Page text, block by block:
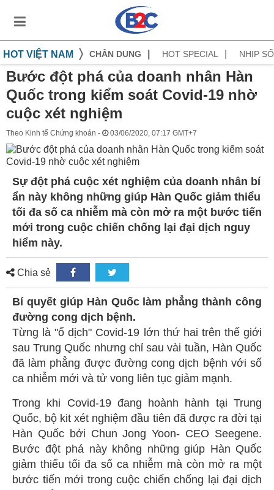
HOT VIỆT NAM CHÂN DUNG HOT SPECIAL NHỊP
Bước đột phá của doanh nhân Hàn
Quốc trong kiểm soát Covid-19 nhờ
cuộc xét nghiệm
Theo Kinh tế Chứng khoán - 03/06/2020, 07:17 GMT+7
Sự đột phá cuộc xét nghiệm của doanh nhân bí
ẩn này không những giúp Hàn Quốc giảm thiểu
tối đa số ca nhiễm mà còn mở ra một bước tiến
mới trong cuộc chiến chống lại đại dịch nguy
hiểm này.
Chia sẻ
Bí quyết giúp Hàn Quốc làm phẳng thành công
đường cong dịch bệnh.
Từng là "ổ dịch" Covid-19 lớn thứ hai trên thế giới
sau Trung Quốc nhưng chỉ sau vài tuần, Hàn Quốc
đã làm phẳng được đường cong dịch bệnh với số
ca nhiễm mới và tử vong liên tục giảm mạnh.
Trong khi Covid-19 đang hoành hành tại Trung
Quốc, bộ kit xét nghiệm đầu tiên đã được ra đời tại
Hàn Quốc bởi Chun Jong Yoon- CEO Seegene.
Bước đột phá này không những giúp Hàn Quốc
giảm thiểu tối đa số ca nhiễm mà còn mở ra một
bước tiến mới trong cuộc chiến chống lại đại dịch